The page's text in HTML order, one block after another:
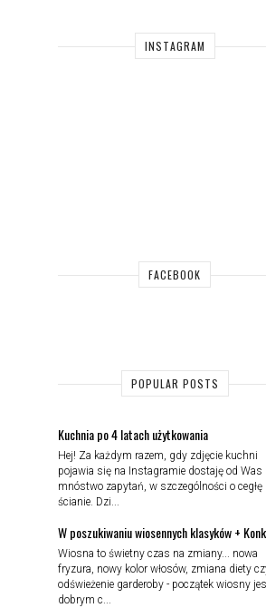
INSTAGRAM
FACEBOOK
POPULAR POSTS
Kuchnia po 4 latach użytkowania
Hej! Za każdym razem, gdy zdjęcie kuchni
pojawia się na Instagramie dostaję od Was
mnóstwo zapytań, w szczególności o cegłę
ścianie. Dzi...
W poszukiwaniu wiosennych klasyków +
Wiosna to świetny czas na zmiany... nowa
fryzura, nowy kolor włosów, zmiana diety
odświeżenie garderoby - początek wiosny
dobrym c...